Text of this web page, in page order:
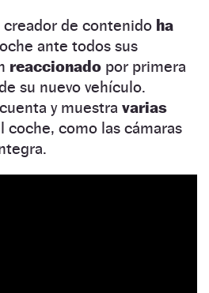
creador de contenido ha
ante todos sus
reaccionado por primera
su nuevo vehículo.
y muestra varias
coche, como las cámaras